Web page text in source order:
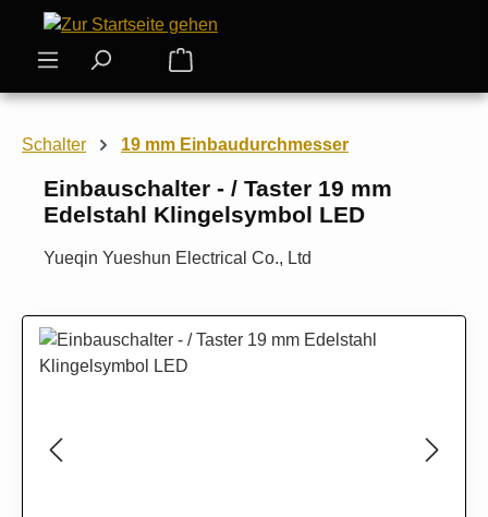
Zum Hauptinhalt springen
Warenkorb enthält 0 Positionen.
Schalter 19 mm Einbaudurchmesser
Einbauschalter - / Taster 19 mm
Edelstahl Klingelsymbol LED
Yueqin Yueshun Electrical Co., Ltd
Bildergalerie überspringen